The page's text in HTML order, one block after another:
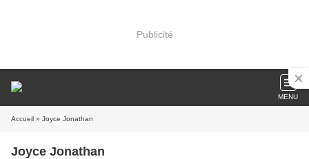
Publicité
MENU
Accueil » Joyce Jonathan
Joyce Jonathan